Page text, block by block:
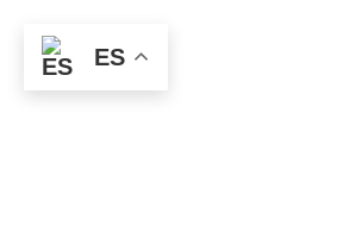
ES